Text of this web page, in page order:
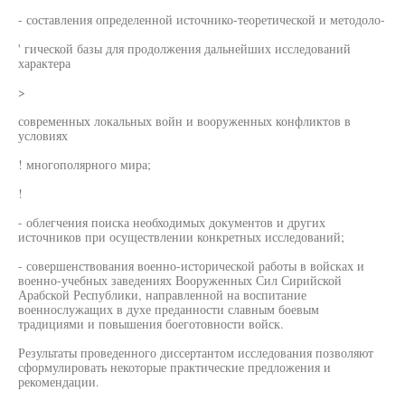
- составления определенной источнико-теоретической и методоло-
' гической базы для продолжения дальнейших исследований
характера
>
современных локальных войн и вооруженных конфликтов в
условиях
! многополярного мира;
!
- облегчения поиска необходимых документов и других
источников при осуществлении конкретных исследований;
- совершенствования военно-исторической работы в войсках и
военно-учебных заведениях Вооруженных Сил Сирийской
Арабской Республики, направленной на воспитание
военнослужащих в духе преданности славным боевым
традициями и повышения боеготовности войск.
Результаты проведенного диссертантом исследования позволяют
сформулировать некоторые практические предложения и
рекомендации.